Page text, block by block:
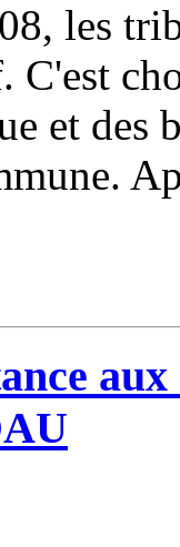
les
C'est
et des